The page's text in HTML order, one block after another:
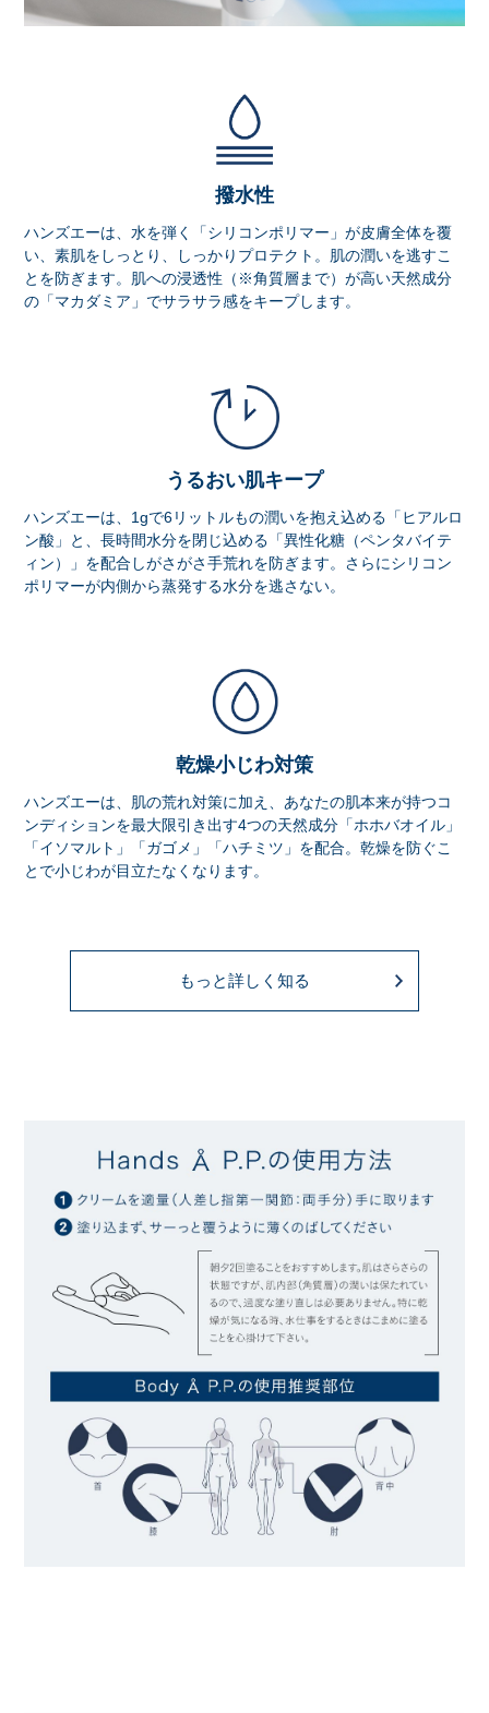
撥水性
ハンズエーは、水を弾く「シリコンポリマー」が皮膚全体を覆
い、素肌をしっとり、しっかりプロテクト。肌の潤いを逃すこ
とを防ぎます。肌への浸透性（※角質層まで）が高い天然成分
の「マカダミア」でサラサラ感をキープします。
うるおい肌キープ
ハンズエーは、1gで6リットルもの潤いを抱え込める「ヒアルロ
ン酸」と、長時間水分を閉じ込める「異性化糖（ペンタバイテ
ィン）」を配合しがさがさ手荒れを防ぎます。さらにシリコン
ポリマーが内側から蒸発する水分を逃さない。
乾燥小じわ対策
ハンズエーは、肌の荒れ対策に加え、あなたの肌本来が持つコ
ンディションを最大限引き出す4つの天然成分「ホホバオイル」
「イソマルト」「ガゴメ」「ハチミツ」を配合。乾燥を防ぐこ
とで小じわが目立たなくなります。
もっと詳しく知る